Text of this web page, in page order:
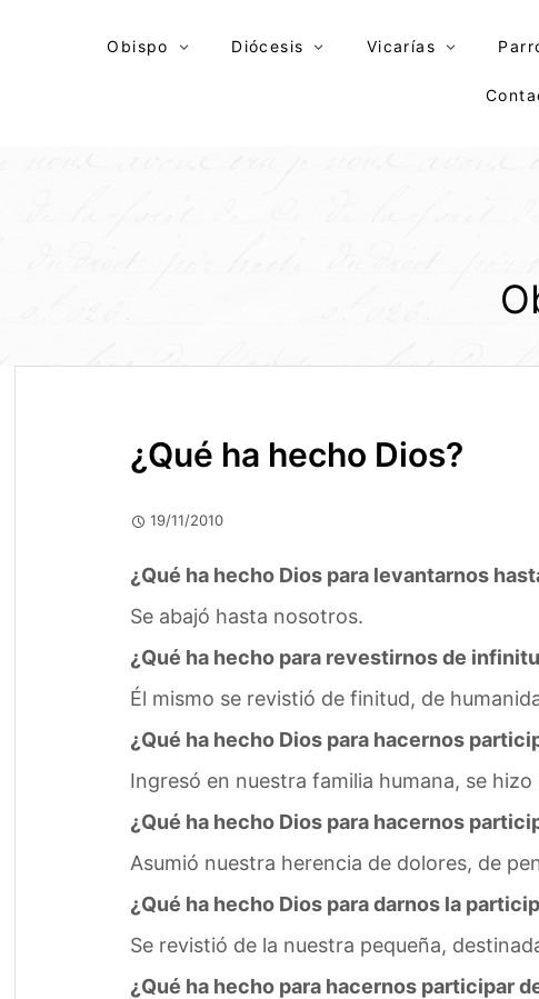
Obispo Diócesis Vicarías
¿Qué ha hecho Dios?
19/11/2010
¿Qué ha hecho Dios para levantarnos
Se abajó hasta nosotros.
¿Qué ha hecho para revestirnos de
Él mismo se revistió de finitud, de
¿Qué ha hecho Dios para hacernos
Ingresó en nuestra familia humana, se
¿Qué ha hecho Dios para hacernos
Asumió nuestra herencia de dolores, de
¿Qué ha hecho Dios para darnos la
Se revistió de la nuestra pequeña,
¿Qué ha hecho para hacernos participar